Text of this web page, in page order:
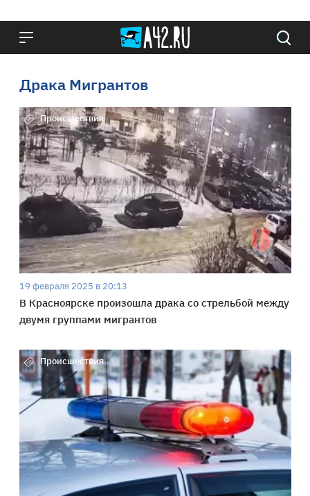
Драка Мигрантов
Происшествия
19 февраля 2025 в 20:13
В Красноярске произошла драка со стрельбой между
двумя группами мигрантов
Происшествия